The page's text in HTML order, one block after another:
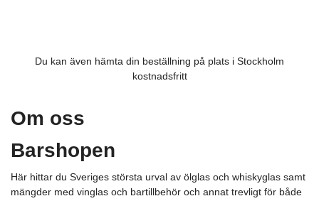
Du kan även hämta din beställning på plats i Stockholm
kostnadsfritt
Om oss
Barshopen
Här hittar du Sveriges största urval av ölglas och whiskyglas samt
mängder med vinglas och bartillbehör och annat trevligt för både